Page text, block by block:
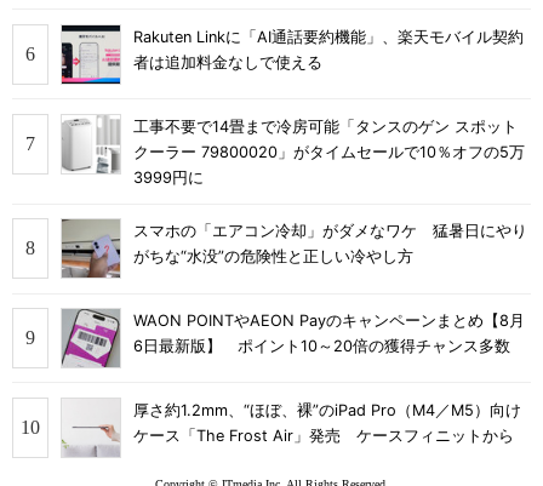
Rakuten Linkに「AI通話要約機能」、楽天モバイル契約
者は追加料金なしで使える
工事不要で14畳まで冷房可能「タンスのゲン スポット
クーラー 79800020」がタイムセールで10％オフの5万
3999円に
スマホの「エアコン冷却」がダメなワケ 猛暑日にやり
がちな“水没”の危険性と正しい冷やし方
WAON POINTやAEON Payのキャンペーンまとめ【8月
6日最新版】 ポイント10～20倍の獲得チャンス多数
厚さ約1.2mm、“ほぼ、裸”のiPad Pro（M4／M5）向け
ケース「The Frost Air」発売 ケースフィニットから